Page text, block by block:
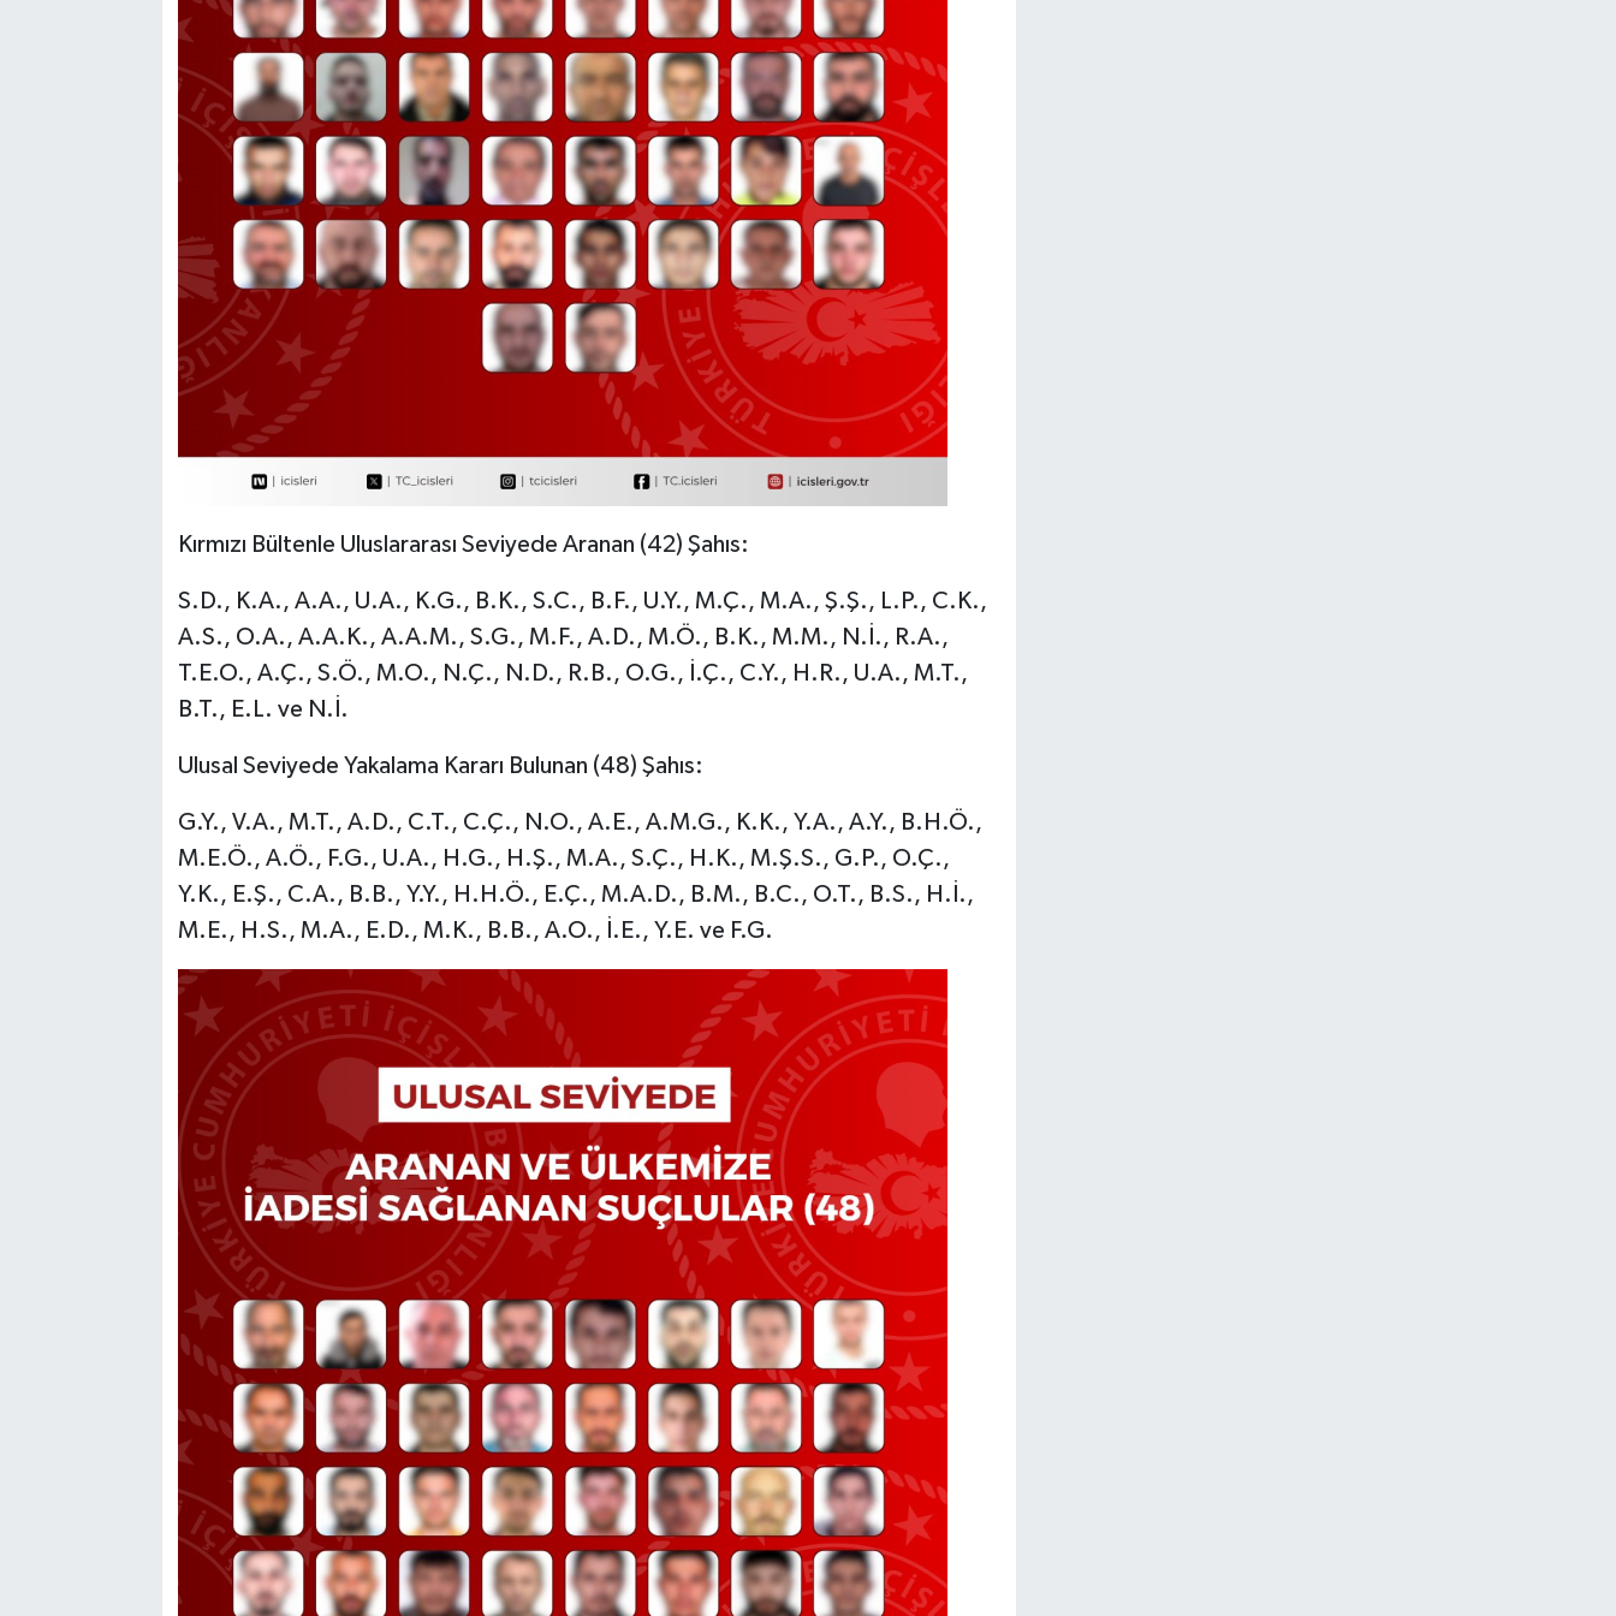
Kırmızı Bültenle Uluslararası Seviyede Aranan (42) Şahıs:
S.D., K.A., A.A., U.A., K.G., B.K., S.C., B.F., U.Y., M.Ç., M.A., Ş.Ş., L.P., C.K.,
A.S., O.A., A.A.K., A.A.M., S.G., M.F., A.D., M.Ö., B.K., M.M., N.İ., R.A.,
T.E.O., A.Ç., S.Ö., M.O., N.Ç., N.D., R.B., O.G., İ.Ç., C.Y., H.R., U.A., M.T.,
B.T., E.L. ve N.İ.
Ulusal Seviyede Yakalama Kararı Bulunan (48) Şahıs:
G.Y., V.A., M.T., A.D., C.T., C.Ç., N.O., A.E., A.M.G., K.K., Y.A., A.Y., B.H.Ö.,
M.E.Ö., A.Ö., F.G., U.A., H.G., H.Ş., M.A., S.Ç., H.K., M.Ş.S., G.P., O.Ç.,
Y.K., E.Ş., C.A., B.B., Y.Y., H.H.Ö., E.Ç., M.A.D., B.M., B.C., O.T., B.S., H.İ.,
M.E., H.S., M.A., E.D., M.K., B.B., A.O., İ.E., Y.E. ve F.G.